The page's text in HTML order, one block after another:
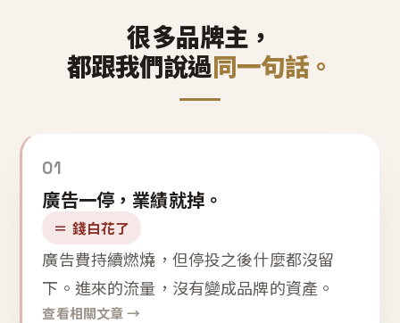
很多品牌主，
都跟我們說過同一句話。
01
廣告一停，業績就掉。
＝ 錢白花了
廣告費持續燃燒，但停投之後什麼都沒留
下。進來的流量，沒有變成品牌的資產。
查看相關文章 →